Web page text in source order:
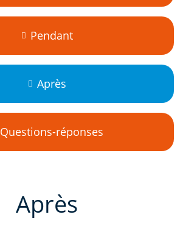
Pendant
Après
Questions-réponses
Après